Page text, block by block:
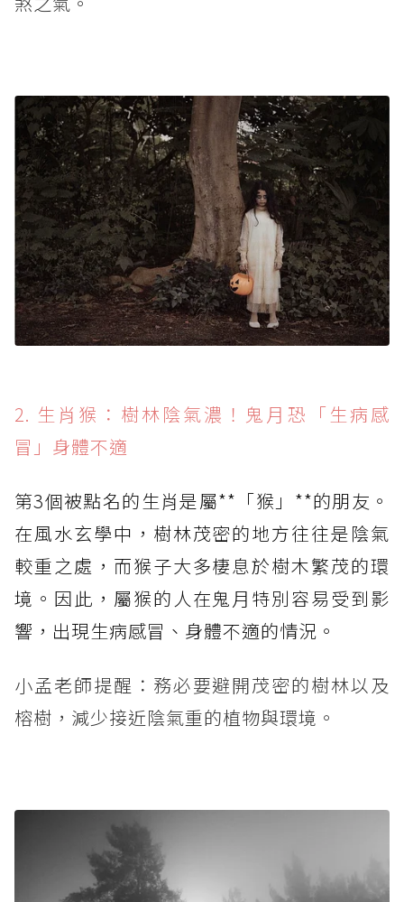
2. 生肖猴：樹林陰氣濃！鬼月恐「生病感
冒」身體不適
第3個被點名的生肖是屬**「猴」**的朋友。
在風水玄學中，樹林茂密的地方往往是陰氣
較重之處，而猴子大多棲息於樹木繁茂的環
境。因此，屬猴的人在鬼月特別容易受到影
響，出現生病感冒、身體不適的情況。
小孟老師提醒：務必要避開茂密的樹林以及
榕樹，減少接近陰氣重的植物與環境。